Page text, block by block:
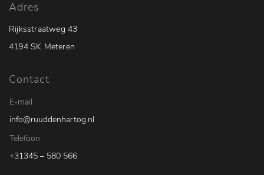
Adres
Rijksstraatweg 43
4194 SK Meteren
Contact
E-mail
info@ruuddenhartog.nl
Telefoon
+31345 – 580 566